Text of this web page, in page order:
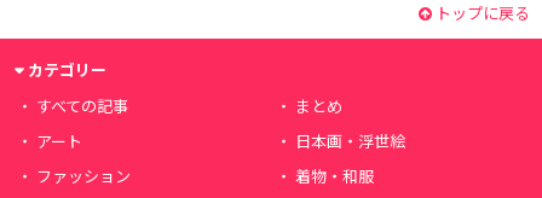
トップに戻る
カテゴリー
すべての記事
まとめ
アート
日本画・浮世絵
ファッション
着物・和服